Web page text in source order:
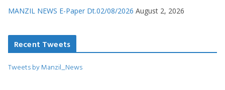
MANZIL NEWS E-Paper Dt.02/08/2026 August 2, 2026
Recent Tweets
Tweets by Manzil_News